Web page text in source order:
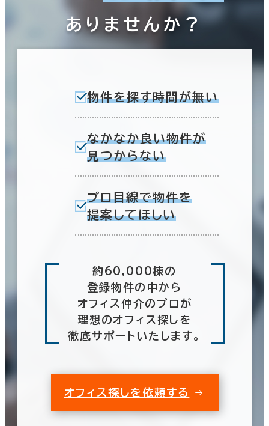
ありませんか？
物件を探す時間が無い
なかなか良い物件が
見つからない
プロ目線で物件を
提案してほしい
約60,000棟の
登録物件の中から
オフィス仲介のプロが
理想のオフィス探しを
徹底サポートいたします。
オフィス探しを依頼する